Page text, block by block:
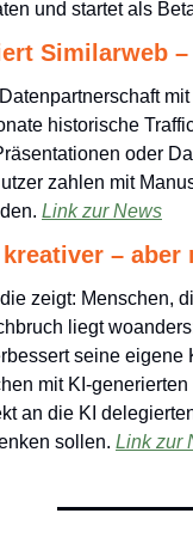
und startet als
Similarweb
historische
oder
zahlen mit
Link zur News
–
zeigt: Menschen,
liegt
seine eigene
mit KI-
an die KI
sollen. Link zur